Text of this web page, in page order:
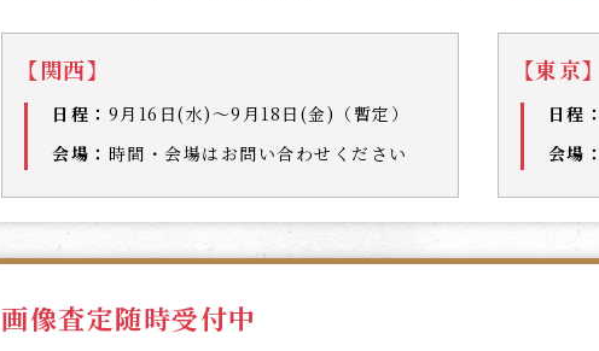
【関西】
日程： 9月16日(水)〜9月18日(金)（暫定）
会場： 時間・会場はお問い合わせください
【東京】
日程
会場：
画像査定随時受付中